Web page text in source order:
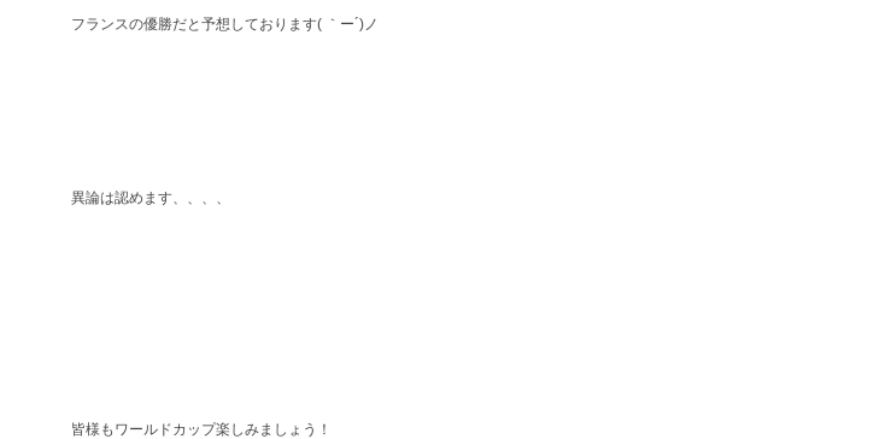
フランスの優勝だと予想しております( ｀ー´)ノ
異論は認めます、、、、
皆様もワールドカップ楽しみましょう！